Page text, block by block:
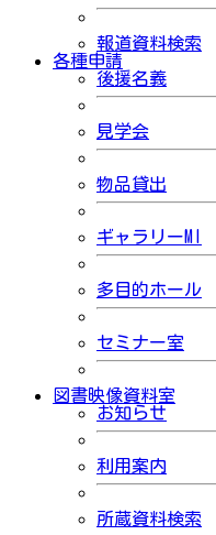
報道資料検索
各種申請
後援名義
見学会
物品貸出
ギャラリーMI
多目的ホール
セミナー室
図書映像資料室
お知らせ
利用案内
所蔵資料検索